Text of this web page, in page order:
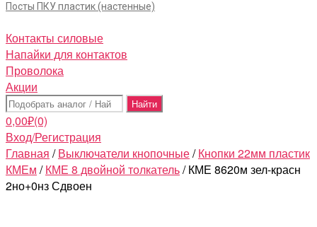
Посты ПКУ пластик (настенные)
Контакты силовые
Напайки для контактов
Проволока
Акции
Поиск:
0,00₽(0)
Вход/Регистрация
Главная /Выключатели кнопочные/Кнопки 22мм пластик
КМЕм /КМЕ 8 двойной толкатель/ КМЕ 8620м зел-красн
2но+0нз Сдвоен